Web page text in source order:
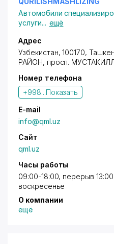
Автомобили
услуги... ещё
Адрес
Узбекистан, 100170,
РАЙОН, просп.
Номер телефона
+998...Показать
E-mail
info@qml.uz
Сайт
qml.uz
Часы работы
09:00-18:00, перерыв
воскресенье
О компании
ещё